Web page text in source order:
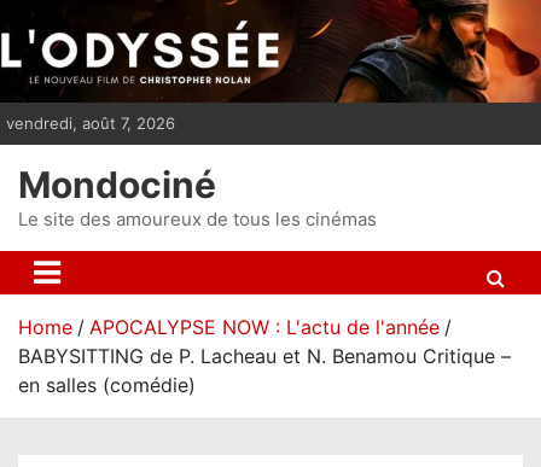
i
p
n
vendredi, août 7, 2026
Mondociné
Le site des amoureux de tous les cinémas
Home
APOCALYPSE NOW : L'actu de l'année
BABYSITTING de P. Lacheau et N. Benamou Critique –
en salles (comédie)